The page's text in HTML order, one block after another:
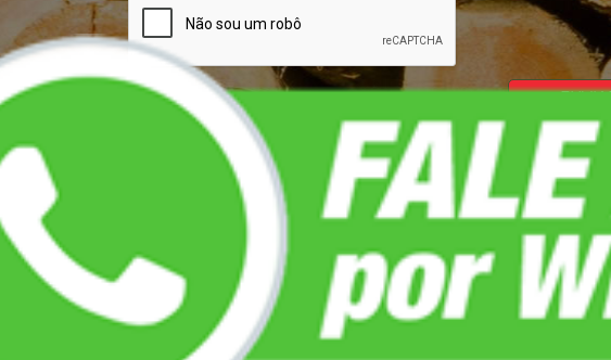
CONTATO
(011) 94738-8304
(011) 99654-5731 @whatsapp
jsanfe@jsamadeiras.com.br
LOCALIZAÇÃO
Rua Amaro Cavalheiro, 185
Pinheiros, São Paulo - SP